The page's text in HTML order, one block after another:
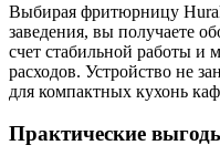
Выбирая фритюрницу
заведения, вы получаете
счет стабильной работы
расходов. Устройство не
для компактных кухонь
Практические